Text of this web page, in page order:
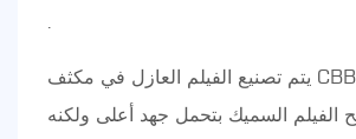
.
يتم تصنيع الفيلم العازل في مكثف CBB60 بسماكة
الفيلم السميك بتحمل جهد أعلى ولكنه